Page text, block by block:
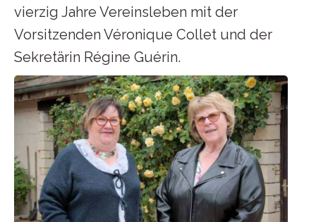
vierzig Jahre Vereinsleben mit der
Vorsitzenden Véronique Collet und der
Sekretärin Régine Guérin.